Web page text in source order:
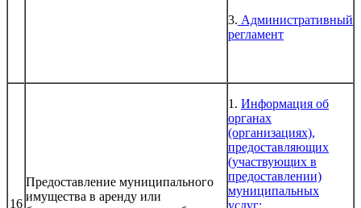
3. Административный
регламент
16
Предоставление муниципального
имущества в аренду или
1. Информация об
органах
(организациях),
предоставляющих
(участвующих в
предоставлении)
муниципальных
услуг;